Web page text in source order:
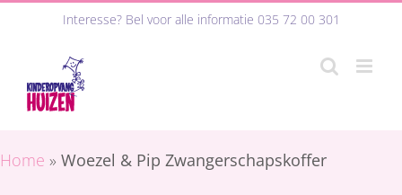
Interesse? Bel voor alle informatie 035 72 00 301
Home » Woezel & Pip Zwangerschapskoffer